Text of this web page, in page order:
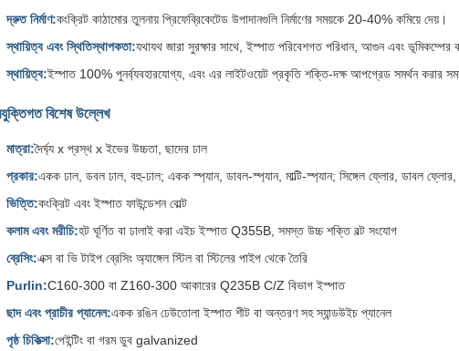
দ্রুত নির্মাণ:কংক্রিট কাঠামোর তুলনায় প্রিফেব্রিকেটেড উপাদানগুলি নির্মাণের সময়কে 20-40% কমিয়ে দেয়।
স্থায়িত্ব এবং স্থিতিস্থাপকতা:যথাযথ জারা সুরক্ষার সাথে, ইস্পাত পরিবেশগত পরিধান, আগুন এবং ভূমিকম্পের
স্থায়িত্ব:ইস্পাত 100% পুনর্ব্যবহারযোগ্য, এবং এর লাইটওয়েট প্রকৃতি শক্তি-দক্ষ আপগ্রেড সমর্থন করার
বিশেষ উল্লেখ
মাত্রা:দৈর্ঘ্য x প্রস্থ x ইভের উচ্চতা, ছাদের ঢাল
প্রকার:একক ঢাল, ডবল ঢাল, বহু-ঢাল; একক স্প্যান, ডাবল-স্প্যান, মাল্টি-স্প্যান; সিঙ্গেল ফ্লোর, ডাবল ফ্লোর,
ভিত্তি:কংক্রিট এবং ইস্পাত ফাউন্ডেশন বোল্ট
কলাম এবং মরীচি:হট ঘূর্ণিত বা ঢালাই করা এইচ ইস্পাত Q355B, সমস্ত উচ্চ শক্তি বল্ট সংযোগ
ব্রেসিং:এক্স বা ভি টাইপ ব্রেসিং অ্যাঙ্গেল স্টিল বা স্টিলের পাইপ থেকে তৈরি
Purlin:C160-300 বা Z160-300 আকারের Q235B C/Z বিভাগ ইস্পাত
ছাদ এবং প্রাচীর প্যানেল:একক রঙিন ঢেউতোলা ইস্পাত শীট বা অন্তরণ সহ স্যান্ডউইচ প্যানেল
পৃষ্ঠ চিকিত্সা:পেইন্টিং বা গরম ডুব galvanized